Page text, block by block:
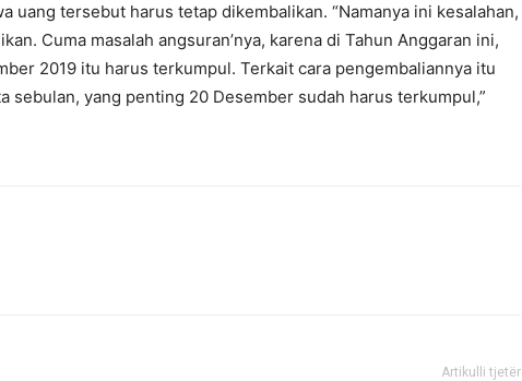
uang tersebut harus tetap dikembalikan. “Namanya ini kesalahan,
Cuma masalah angsuran’nya, karena di Tahun Anggaran ini,
2019 itu harus terkumpul. Terkait cara pengembaliannya itu
sebulan, yang penting 20 Desember sudah harus terkumpul,”
Artikulli tjetër